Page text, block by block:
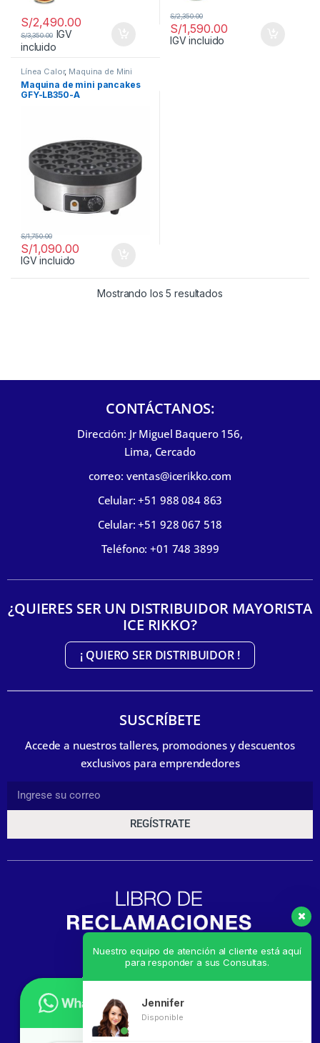
S/2,490.00
S/3,350.00 IGV
incluido
S/1,590.00
S/2,350.00
IGV incluido
Línea Calor, Maquina de Mini
Pancakes
Maquina de mini pancakes
GFY-LB350-A
S/1,090.00
S/1,750.00
IGV incluido
Mostrando los 5 resultados
CONTÁCTANOS:
Dirección: Jr Miguel Baquero 156,
Lima, Cercado
correo: ventas@icerikko.com
Celular: +51 988 084 863
Celular: +51 928 067 518
Teléfono: +01 748 3899
¿QUIERES SER UN DISTRIBUIDOR MAYORISTA
ICE RIKKO?
¡ QUIERO SER DISTRIBUIDOR !
SUSCRÍBETE
Accede a nuestros talleres, promociones y descuentos
exclusivos para emprendedores
REGÍSTRATE
Nuestro equipo de atención al cliente está aquí
para responder a sus Consultas.
Jennifer
Disponible